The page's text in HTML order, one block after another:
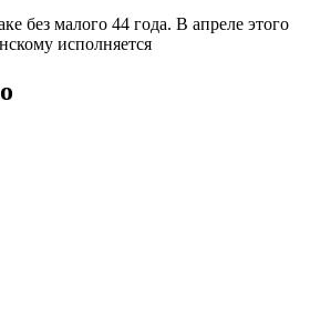
без малого 44 года. В апреле этого
исполняется